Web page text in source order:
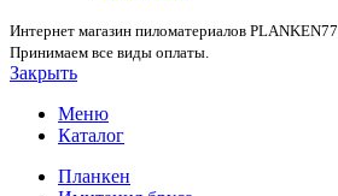
Интернет магазин пиломатериалов PLANKEN77
Принимаем все виды оплаты.
Закрыть
Меню
Каталог
Планкен